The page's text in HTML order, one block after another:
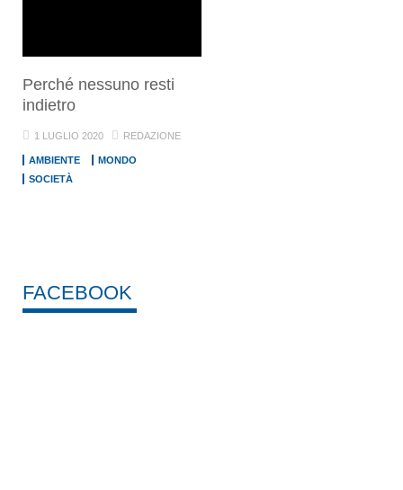
Perché nessuno resti
indietro
1 LUGLIO 2020 REDAZIONE
AMBIENTE
MONDO
SOCIETÀ
FACEBOOK